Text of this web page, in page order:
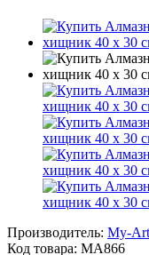
Производитель: My-Art
Код товара: MA866